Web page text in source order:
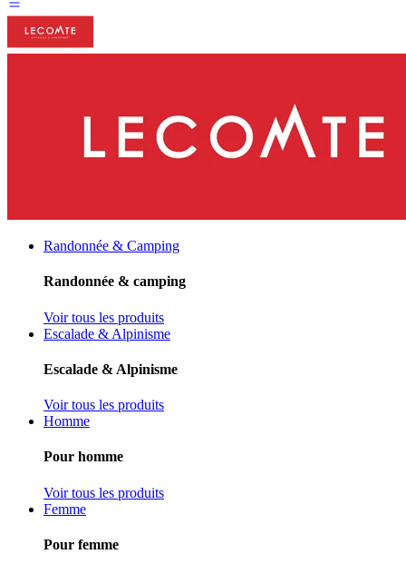
Randonnée & Camping
Randonnée & camping
Voir tous les produits
Escalade & Alpinisme
Escalade & Alpinisme
Voir tous les produits
Homme
Pour homme
Voir tous les produits
Femme
Pour femme